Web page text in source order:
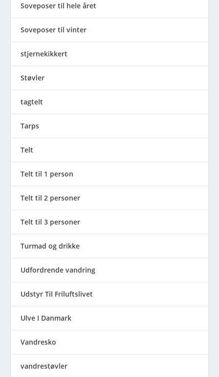
Soveposer til hele året
Soveposer til vinter
stjernekikkert
Støvler
tagtelt
Tarps
Telt
Telt til 1 person
Telt til 2 personer
Telt til 3 personer
Turmad og drikke
Udfordrende vandring
Udstyr Til Friluftslivet
Ulve I Danmark
Vandresko
vandrestøvler